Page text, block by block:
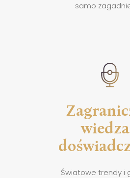
samo
Światowe trendy i